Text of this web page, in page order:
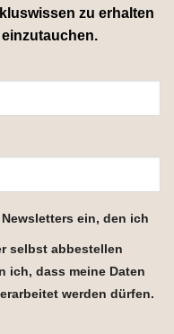
zu erhalten
ein, den ich
selbst abbestellen
ich, dass meine Daten
werden dürfen.